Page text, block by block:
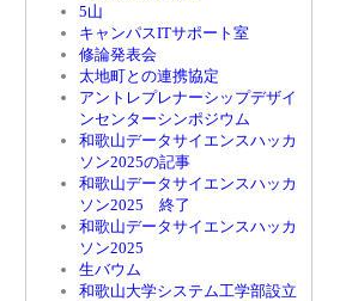
5山
キャンパスITサポート室
修論発表会
太地町との連携協定
アントレプレナーシップデザイ
ンセンターシンポジウム
和歌山データサイエンスハッカ
ソン2025の記事
和歌山データサイエンスハッカ
ソン2025 終了
和歌山データサイエンスハッカ
ソン2025
生バウム
和歌山大学システム工学部設立